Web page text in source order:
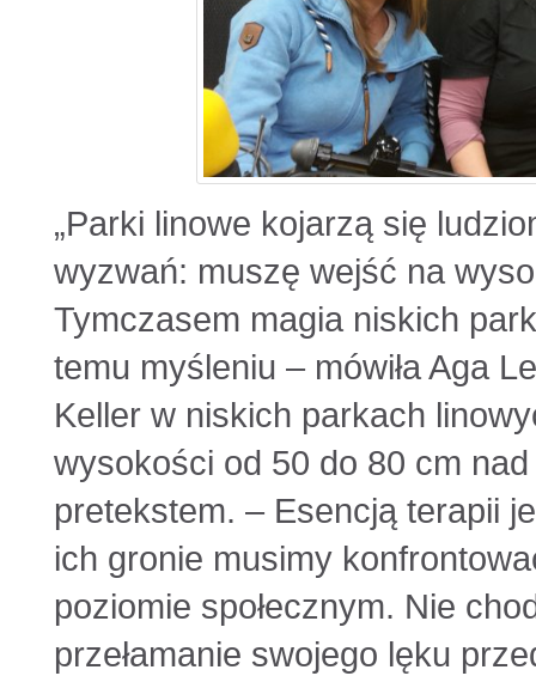
„Parki linowe kojarzą się
wyzwań: muszę wejść na
Tymczasem magia niskich
temu myśleniu – mówiła Aga
Keller w niskich parkach
wysokości od 50 do 80 cm
pretekstem. – Esencją terapii
ich gronie musimy
poziomie społecznym. Nie
przełamanie swojego lęku